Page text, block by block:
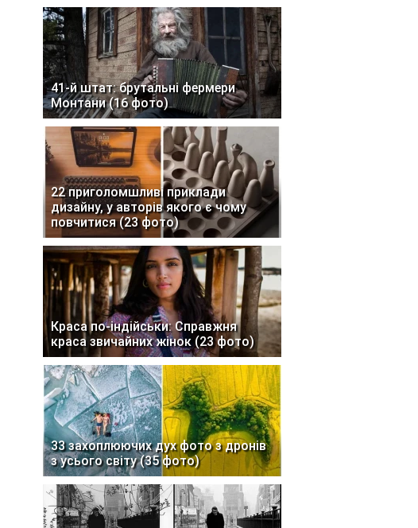
41-й штат: брутальні фермери
Монтани (16 фото)
22 приголомшливі приклади
дизайну, у авторів якого є чому
повчитися (23 фото)
Краса по-індійськи: Справжня
краса звичайних жінок (23 фото)
33 захоплюючих дух фото з дронів
з усього світу (35 фото)